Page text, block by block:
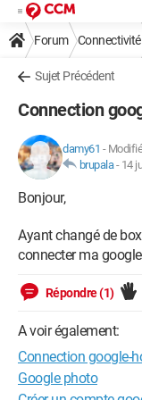
Forum Connectivité
Sujet Précédent
Connection
damy61 -
brupala- 14
Bonjour,
Ayant changé de
connecter ma
Répondre (1)
A voir également:
Connection google-
Google photo